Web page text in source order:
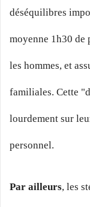
déséquilibres
moyenne 1h30 de
les hommes, et
familiales. Cette
lourdement sur
personnel.
Par ailleurs, les